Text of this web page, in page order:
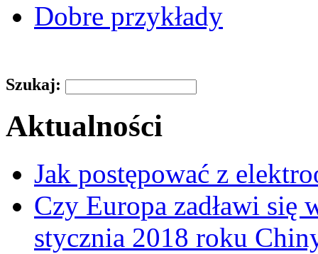
Dobre przykłady
Szukaj:
Aktualności
Jak postępować z
Czy Europa zadławi się
stycznia 2018 roku